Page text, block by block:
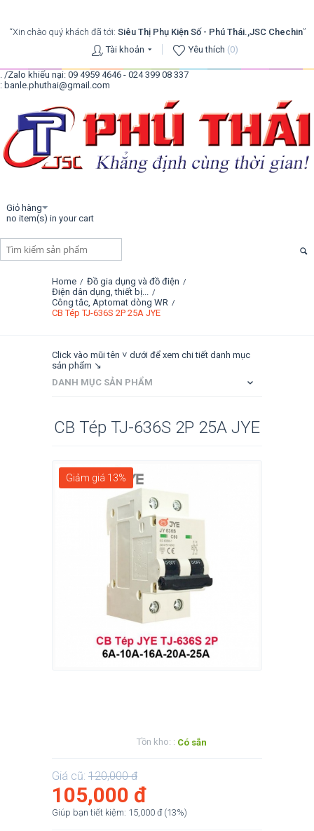
“Xin chào quý khách đã tới: Siêu Thị Phụ Kiện Số - Phú Thái.,JSC Chechin”
Tài khoản
Yêu thích (0)
. /Zalo khiếu nại: 09 4959 4646 - 024 399 08 337
: banle.phuthai@gmail.com
Giỏ hàng
no item(s) in your cart
Home / Đồ gia dụng và đồ điện /
Điện dân dụng, thiết bị... /
Công tắc, Aptomat dòng WR /
CB Tép TJ-636S 2P 25A JYE
Click vào mũi tên ˅ dưới để xem chi tiết danh mục
sản phẩm ↘
DANH MỤC SẢN PHẨM
CB Tép TJ-636S 2P 25A JYE
Giảm giá 13%
Tồn kho: : Có sẵn
Giá cũ: 120,000 đ
105,000 đ
Giúp bạn tiết kiệm: 15,000 đ(13%)